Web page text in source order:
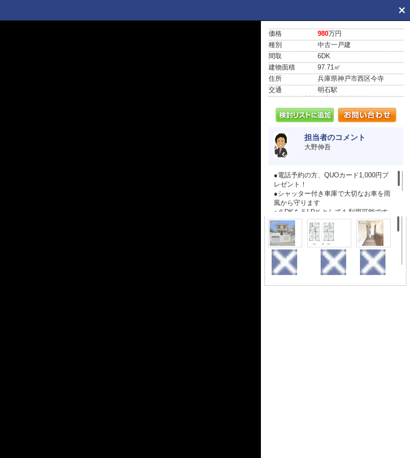
価格 980万円
種別
中古一戸建
間取
6DK
建物面積
97.71㎡
住所
兵庫県神戸市西区今寺
交通
明石駅
バス18分 伊川谷住宅前 停歩6分
担当者のコメント
大野伸吾
●電話予約の方、QUOカード1,000円プ
レゼント！
●シャッター付き車庫で大切なお車を雨
風から守ります
●６DKを５LDＫとしても利用可能です
●優和ならネット掲載の全物件をまとめ
てご紹介可能！！
●神戸市西区・垂水区・明石市の不動産
情報なら優和住建です！豊富な物件情
報量から御提案致します。
外観 間取り
６DK
玄関